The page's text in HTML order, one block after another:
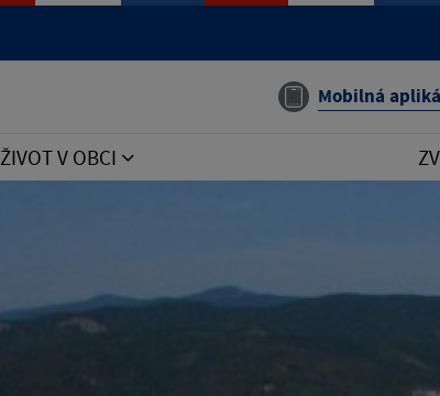
Mobilná
ŽIVOT V OBCI